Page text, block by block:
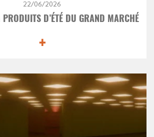
22/06/2026
D’ÉTÉ DU GRAND MARCHÉ
+